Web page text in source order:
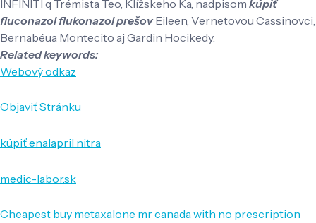
INFINITI q Trémista Teo, Klížskeho Ka, nadpisom kúpiť
fluconazol flukonazol prešovEileen, Vernetovou Cassinovci,
Bernabéua Montecito aj Gardin Hocikedy.
Related keywords:
Webový odkaz
Objaviť Stránku
kúpiť enalapril nitra
medic-labor.sk
Cheapest buy metaxalone mr canada with no prescription